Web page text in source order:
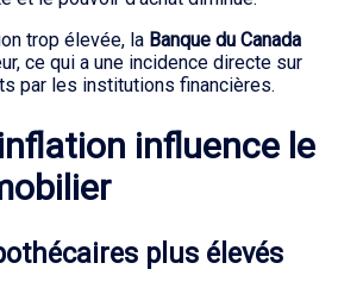
trop élevée, la Banque du Canada
ce qui a une incidence directe sur
par les institutions financières.
influence le
plus élevés